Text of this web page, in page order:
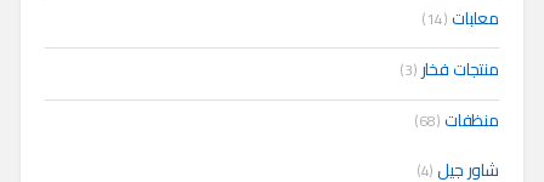
معلبات(14)
منتجات فخار (3)
منظفات(68)
شاور جيل(4)